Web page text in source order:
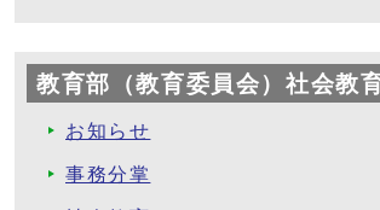
教育部（教育委員会）社会教
お知らせ
事務分掌